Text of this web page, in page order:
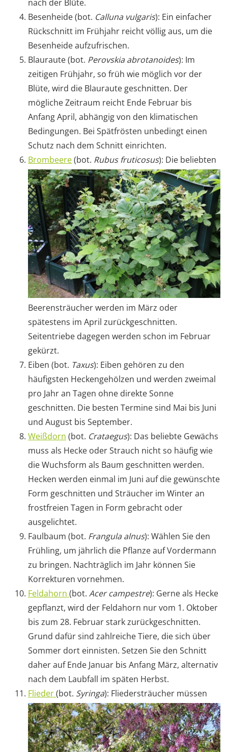
nach der Blüte.
Besenheide (bot. Calluna vulgaris): Ein einfacher
Rückschnitt im Frühjahr reicht völlig aus, um die
Besenheide aufzufrischen.
Blauraute (bot. Perovskia abrotanoides): Im
zeitigen Frühjahr, so früh wie möglich vor der
Blüte, wird die Blauraute geschnitten. Der
mögliche Zeitraum reicht Ende Februar bis
Anfang April, abhängig von den klimatischen
Bedingungen. Bei Spätfrösten unbedingt einen
Schutz nach dem Schnitt einrichten.
Brombeere(bot. Rubus fruticosus): Die beliebten
Beerensträucher werden im März oder
spätestens im April zurückgeschnitten.
Seitentriebe dagegen werden schon im Februar
gekürzt.
Eiben (bot. Taxus): Eiben gehören zu den
häufigsten Heckengehölzen und werden zweimal
pro Jahr an Tagen ohne direkte Sonne
geschnitten. Die besten Termine sind Mai bis Juni
und August bis September.
Weißdorn (bot. Crataegus): Das beliebte Gewächs
muss als Hecke oder Strauch nicht so häufig wie
die Wuchsform als Baum geschnitten werden.
Hecken werden einmal im Juni auf die gewünschte
Form geschnitten und Sträucher im Winter an
frostfreien Tagen in Form gebracht oder
ausgelichtet.
Faulbaum (bot. Frangula alnus): Wählen Sie den
Frühling, um jährlich die Pflanze auf Vordermann
zu bringen. Nachträglich im Jahr können Sie
Korrekturen vornehmen.
Feldahorn (bot. Acer campestre): Gerne als Hecke
gepflanzt, wird der Feldahorn nur vom 1. Oktober
bis zum 28. Februar stark zurückgeschnitten.
Grund dafür sind zahlreiche Tiere, die sich über
Sommer dort einnisten. Setzen Sie den Schnitt
daher auf Ende Januar bis Anfang März, alternativ
nach dem Laubfall im späten Herbst.
Flieder(bot. Syringa): Fliedersträucher müssen